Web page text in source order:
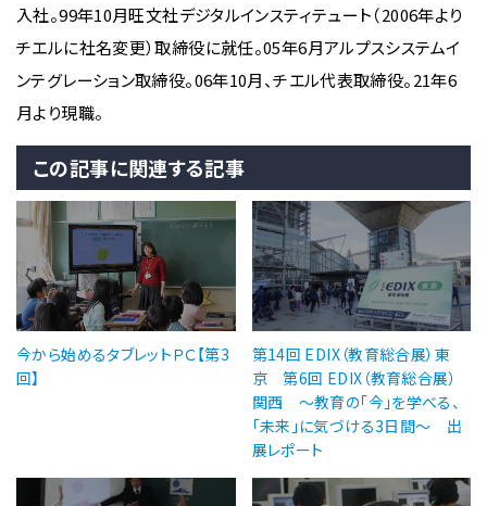
入社。99年10月旺文社デジタルインスティテュート（2006年より
チエルに社名変更）取締役に就任。05年6月アルプスシステムイ
ンテグレーション取締役。06年10月、チエル代表取締役。21年6
月より現職。
この記事に関連する記事
今から始めるタブレットＰＣ【第3
回】
第14回 EDIX（教育総合展）東
京 第6回 EDIX（教育総合展）
関西 ～教育の「今」を学べる、
「未来」に気づける3日間～ 出
展レポート